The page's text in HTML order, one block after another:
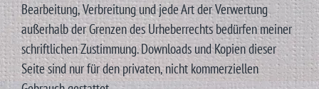
Bearbeitung, Verbreitung und jede Art der Verwertung
außerhalb der Grenzen des Urheberrechts bedürfen meiner
schriftlichen Zustimmung. Downloads und Kopien dieser
Seite sind nur für den privaten, nicht kommerziellen